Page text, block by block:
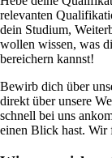
relevanten
dein Studium,
wollen wissen, was
bereichern kannst!
Bewirb dich über
direkt über unsere
schnell bei uns
einen Blick hast. Wir